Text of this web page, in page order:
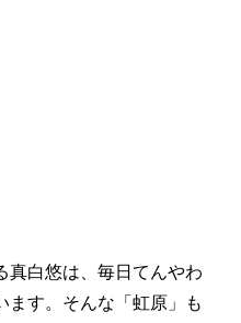
真白悠は、毎日てんやわ
ます。そんな「虹原」も